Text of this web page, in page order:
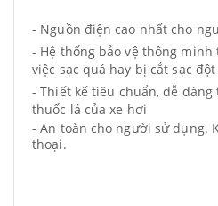
- Nguồn điện cao nhất cho
- Hệ thống bảo vệ thông
việc sạc quá hay bị cắt sạc
- Thiết kế tiêu chuẩn, dễ
thuốc lá của xe hơi
- An toàn cho người sử dụng.
thoại.